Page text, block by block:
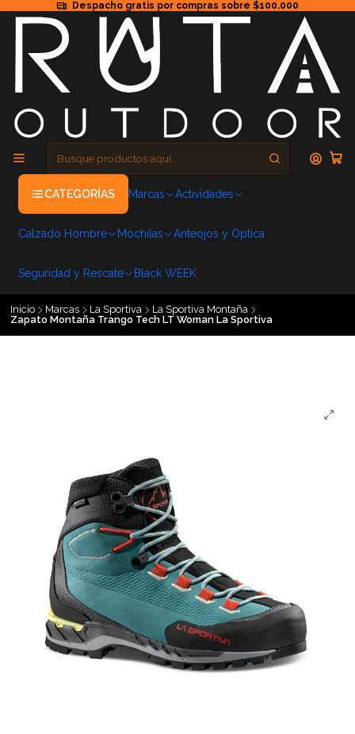
Despacho gratis por compras sobre $100.000
CATEGORÍAS Marcas Actividades
Calzado Hombre Mochilas Anteojos y Optica
Seguridad y Rescate Black WEEK
Inicio Marcas La Sportiva
La Sportiva Montaña
Zapato Montaña Trango Tech LT Woman La Sportiva